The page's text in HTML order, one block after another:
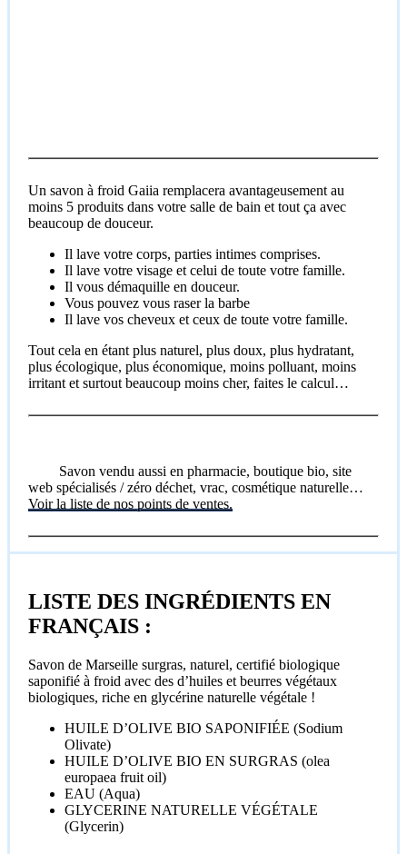
Un savon à froid Gaiia remplacera avantageusement au
moins 5 produits dans votre salle de bain et tout ça avec
beaucoup de douceur.
Il lave votre corps, parties intimes comprises.
Il lave votre visage et celui de toute votre famille.
Il vous démaquille en douceur.
Vous pouvez vous raser la barbe
Il lave vos cheveux et ceux de toute votre famille.
Tout cela en étant plus naturel, plus doux, plus hydratant,
plus écologique, plus économique, moins polluant, moins
irritant et surtout beaucoup moins cher, faites le calcul…
Savon vendu aussi en pharmacie, boutique bio, site
web spécialisés / zéro déchet, vrac, cosmétique naturelle…
Voir la liste de nos points de ventes.
LISTE DES INGRÉDIENTS EN
FRANÇAIS :
Savon de Marseille surgras, naturel, certifié biologique
saponifié à froid avec des d’huiles et beurres végétaux
biologiques, riche en glycérine naturelle végétale !
HUILE D’OLIVE BIO SAPONIFIÉE (Sodium
Olivate)
HUILE D’OLIVE BIO EN SURGRAS (olea
europaea fruit oil)
EAU (Aqua)
GLYCERINE NATURELLE VÉGÉTALE
(Glycerin)